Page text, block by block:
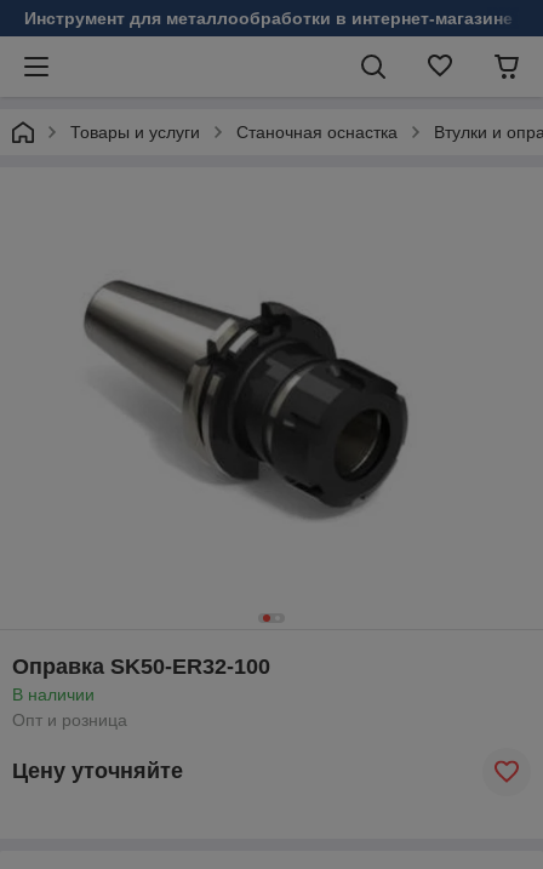
Инструмент для металлообработки в интернет-магазине
Товары и услуги Станочная оснастка Втулки и
Оправка SK50-ER32-100
В наличии
Опт и розница
Цену уточняйте